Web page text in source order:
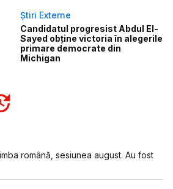
Știri Externe
Candidatul progresist Abdul El-
Sayed obține victoria în alegerile
primare democrate din
Michigan
română, sesiunea august. Au fost